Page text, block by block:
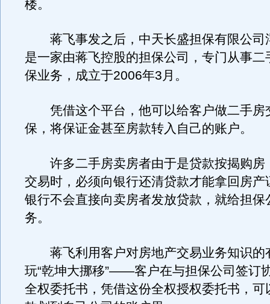
楼。
蒋飞事发之后，中天长盛担保有限公司
是一家由蒋飞控股的担保公司，专门从事二
保业务，成立于2006年3月。
凭借这个平台，他可以给客户做二手房
保，将保证金甚至房款转入自己的账户。
许多二手房卖房者由于是贷款按揭购房
交易时，必须向银行还清贷款才能拿回房产
银行不会直接向卖房者发放贷款，就给担保
务。
蒋飞利用客户对房地产交易业务知识的
玩“乾坤大挪移”——客户在与担保公司签订
全权委托书，凭借这份全权授权委托书，可